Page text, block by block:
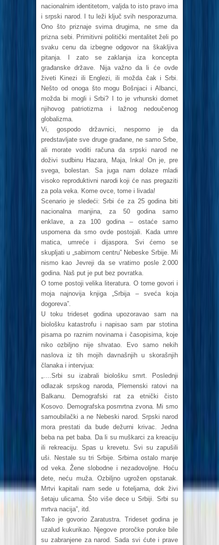
nacionalnim identitetom, valjda to isto pravo ima
i srpski narod. I tu leži ključ svih nesporazuma.
Ono što priznaje svima drugima, ne sme da
prizna sebi. Primitivni politički mentalitet želi po
svaku cenu da izbegne odgovor na škakljiva
pitanja. I zato se zaklanja iza koncepta
građanske države. Nija važno da li će ovde
živeti Kinezi ili Englezi, ili možda čak i Srbi.
Nešto od onoga što mogu Bošnjaci i Albanci,
možda bi mogli i Srbi? I to je vrhunski domet
njihovog patriotizma i lažnog nedoučenog
globalizma.
Vi, gospodo državnici, nesporno je da
predstavljate sve druge građane, ne samo Srbe,
ali morate voditi računa da srpski narod ne
doživi sudbinu Hazara, Maja, Inka! On je, pre
svega, bolestan. Sa juga nam dolaze mladi
visoko reproduktivni narodi koji će nas pregaziti
za pola veka. Kome ovce, tome i livada!
Scenario je sledeći: Srbi će za 25 godina biti
nacionalna manjina, za 50 godina samo
enklave, a za 100 godina – ostaće samo
uspomena da smo ovde postojali. Kada umre
matica, umreće i dijaspora. Svi ćemo se
skupljati u „sabirnom centru” Nebeske Srbije. Mi
nismo kao Jevreji da se vratimo posle 2.000
godina. Naš put je put bez povratka.
O tome postoji velika literatura. O tome govori i
moja najnovija knjiga „Srbija – sveća koja
dogoreva”.
U toku trideset godina upozoravao sam na
biološku katastrofu i napisao sam par stotina
pisama po raznim novinama i časopisima, koje
niko ozbiljno nije shvatao. Evo samo nekih
naslova iz tih mojih davnašnjih u skorašnjih
članaka i intervjua:
„….Srbi su izabrali biološku smrt. Poslednji
odlazak srpskog naroda, Plemenski ratovi na
Balkanu. Demografski rat za etnički čisto
Kosovo. Demografska posmrtna zvona. Mi smo
samoubilački a ne Nebeski narod. Srpski narod
mora prestati da bude dežurni krivac. Jedna
beba na pet baba. Da li su muškarci za kreaciju
ili rekreaciju. Spas u krevetu. Svi su zapušili
uši. Nestale su tri Srbije. Srbima ostalo manje
od veka. Žene slobodne i nezadovoljne. Hoću
dete, neću muža. Ozbiljno ugrožen opstanak.
Mrtvi kapitali nam sede u foteljama, dok živi
šetaju ulicama. Što više dece u Srbiji. Srbi su
mrtva nacija”, itd.
Tako je govorio Zaratustra. Trideset godina je
uzalud kukurikao. Njegove proročke poruke bile
su zabranjene za narod. Sada svi ćute i prave